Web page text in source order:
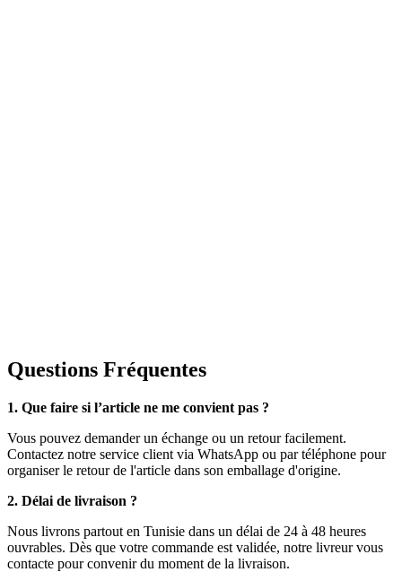
Questions Fréquentes
1. Que faire si l’article ne me convient pas ?
Vous pouvez demander un échange ou un retour facilement.
Contactez notre service client via WhatsApp ou par téléphone pour
organiser le retour de l'article dans son emballage d'origine.
2. Délai de livraison ?
Nous livrons partout en Tunisie dans un délai de 24 à 48 heures
ouvrables. Dès que votre commande est validée, notre livreur vous
contacte pour convenir du moment de la livraison.